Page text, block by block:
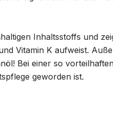
Inhaltsstoffs und
Vitamin K aufweist.
Bei einer so
geworden ist.